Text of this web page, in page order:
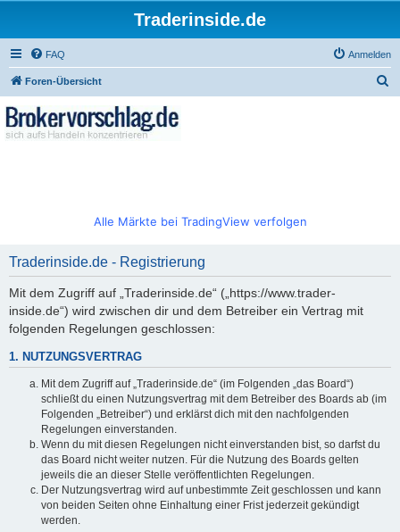
Traderinside.de
FAQ Anmelden
Foren-Übersicht
Alle Märkte bei TradingView verfolgen
Traderinside.de - Registrierung
Mit dem Zugriff auf „Traderinside.de“ („https://www.trader-
inside.de“) wird zwischen dir und dem Betreiber ein Vertrag mit
folgenden Regelungen geschlossen:
1. NUTZUNGSVERTRAG
Mit dem Zugriff auf „Traderinside.de“ (im Folgenden „das Board“)
schließt du einen Nutzungsvertrag mit dem Betreiber des Boards ab (im
Folgenden „Betreiber“) und erklärst dich mit den nachfolgenden
Regelungen einverstanden.
Wenn du mit diesen Regelungen nicht einverstanden bist, so darfst du
das Board nicht weiter nutzen. Für die Nutzung des Boards gelten
jeweils die an dieser Stelle veröffentlichten Regelungen.
Der Nutzungsvertrag wird auf unbestimmte Zeit geschlossen und kann
von beiden Seiten ohne Einhaltung einer Frist jederzeit gekündigt
werden.